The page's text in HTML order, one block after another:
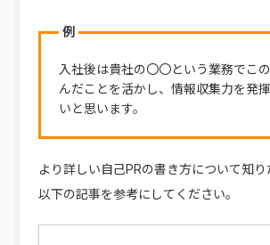
例
入社後は貴社の〇〇という業務でこ
んだことを活かし、情報収集力を発
いと思います。
より詳しい自己PRの書き方について知
以下の記事を参考にしてください。